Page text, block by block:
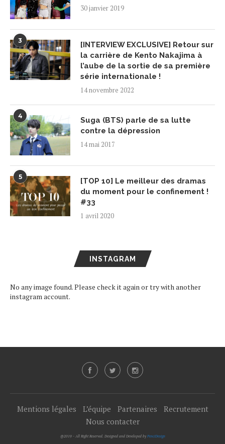
30 janvier 2019
3
[INTERVIEW EXCLUSIVE] Retour sur
la carrière de Kento Nakajima à
l’aube de la sortie de sa première
série internationale !
14 novembre 2022
4
Suga (BTS) parle de sa lutte
contre la dépression
14 mai 2017
5
[TOP 10] Le meilleur des dramas
du moment pour le confinement !
#33
1 avril 2020
INSTAGRAM
No any image found. Please check it again or try with another
instagram account.
Mentions légales L’équipe Partenaires
Recrutement
Nous contacter
@2019 - All Right Reserved. Designed and Developed by PenciDesign